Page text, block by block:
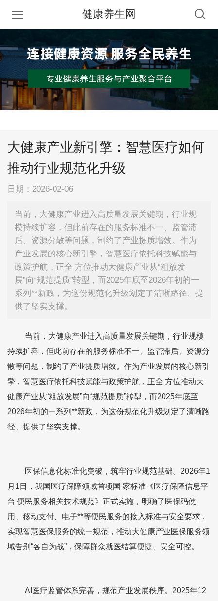
健康养生网
大健康产业新引擎：智慧医疗如何
推动行业规范化升级
日期： 2026-02-06
当前，大健康产业进入高质量发展关键期，行业规
模持续扩容，但此前存在的服务标准不一、监管滞
后、资源分散等问题，制约了产业提质增效。作为
产业发展的核心新引擎，智慧医疗依托科技赋能与
政策护航，正全 方位推动大健康产业从“粗放发
展”向“规范提质”转型，而2025年底至2026年初的一
系列**新政，为这份规范化升级划定了清晰路径、提
供了坚实支撑。
当前，大健康产业进入高质量发展关键期，行业规模
持续扩容，但此前存在的服务标准不一、监管滞后、资源分
散等问题，制约了产业提质增效。作为产业发展的核心新引
擎，智慧医疗依托科技赋能与政策护航，正全 方位推动大
健康产业从“粗放发展”向“规范提质”转型，而2025年底至
2026年初的一系列**新政，为这份规范化升级划定了清晰路
径、提供了坚实支撑。
医保信息化标准化突破，筑牢行业规范基础。2026年1
月1日，我国医疗保障领域首项国 家标准《医疗保障信息平
台 便民服务相关技术规范》正式实施，明确了医保码使
用、移动支付、电子**等便民服务的接入标准与安全要求，
实现智慧医保服务的统一规范，推动大健康产业医保服务领
域告别“各自为战”，保障群众就医结算便捷、安全可控。
AI医疗监管体系完善，规范产业发展秩序。2025年12